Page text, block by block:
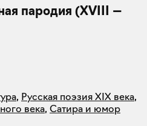
пародия (XVIII —
, Русская поэзия XIX века,
века, Сатира и юмор